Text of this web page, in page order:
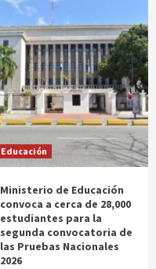
Educación
Ministerio de Educación
convoca a cerca de 28,000
estudiantes para la
segunda convocatoria de
las Pruebas Nacionales
2026